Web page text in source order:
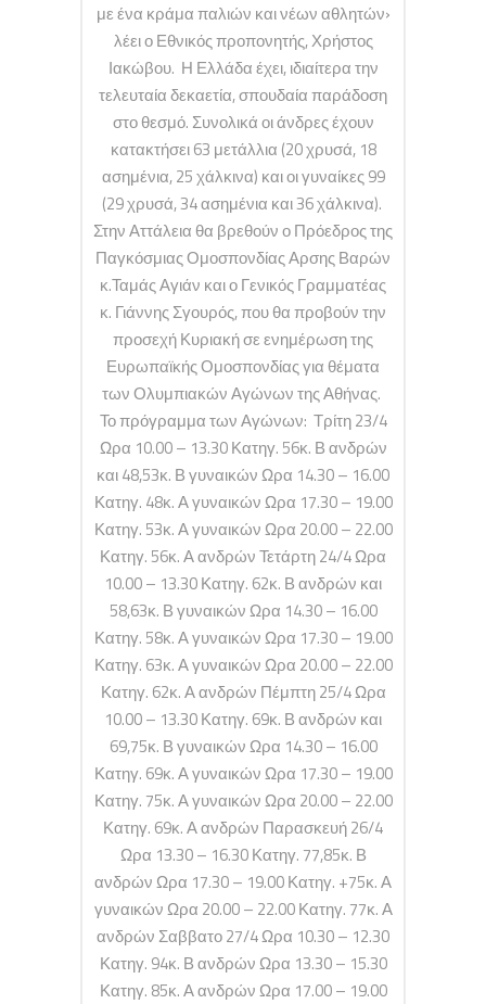
με ένα κράμα παλιών και νέων αθλητών›
λέει ο Εθνικός προπονητής, Χρήστος
Ιακώβου. Η Ελλάδα έχει, ιδιαίτερα την
τελευταία δεκαετία, σπουδαία παράδοση
στο θεσμό. Συνολικά οι άνδρες έχουν
κατακτήσει 63 μετάλλια (20 χρυσά, 18
ασημένια, 25 χάλκινα) και οι γυναίκες 99
(29 χρυσά, 34 ασημένια και 36 χάλκινα).
Στην Αττάλεια θα βρεθούν ο Πρόεδρος της
Παγκόσμιας Ομοσπονδίας Αρσης Βαρών
κ.Ταμάς Αγιάν και ο Γενικός Γραμματέας
κ. Γιάννης Σγουρός, που θα προβούν την
προσεχή Κυριακή σε ενημέρωση της
Ευρωπαϊκής Ομοσπονδίας για θέματα
των Ολυμπιακών Αγώνων της Αθήνας.
Το πρόγραμμα των Αγώνων: Τρίτη 23/4
Ωρα 10.00 – 13.30 Κατηγ. 56κ. Β ανδρών
και 48,53κ. Β γυναικών Ωρα 14.30 – 16.00
Κατηγ. 48κ. Α γυναικών Ωρα 17.30 – 19.00
Κατηγ. 53κ. Α γυναικών Ωρα 20.00 – 22.00
Κατηγ. 56κ. Α ανδρών Τετάρτη 24/4 Ωρα
10.00 – 13.30 Κατηγ. 62κ. Β ανδρών και
58,63κ. Β γυναικών Ωρα 14.30 – 16.00
Κατηγ. 58κ. Α γυναικών Ωρα 17.30 – 19.00
Κατηγ. 63κ. Α γυναικών Ωρα 20.00 – 22.00
Κατηγ. 62κ. Α ανδρών Πέμπτη 25/4 Ωρα
10.00 – 13.30 Κατηγ. 69κ. Β ανδρών και
69,75κ. Β γυναικών Ωρα 14.30 – 16.00
Κατηγ. 69κ. Α γυναικών Ωρα 17.30 – 19.00
Κατηγ. 75κ. Α γυναικών Ωρα 20.00 – 22.00
Κατηγ. 69κ. Α ανδρών Παρασκευή 26/4
Ωρα 13.30 – 16.30 Κατηγ. 77,85κ. Β
ανδρών Ωρα 17.30 – 19.00 Κατηγ. +75κ. Α
γυναικών Ωρα 20.00 – 22.00 Κατηγ. 77κ. Α
ανδρών Σαββατο 27/4 Ωρα 10.30 – 12.30
Κατηγ. 94κ. Β ανδρών Ωρα 13.30 – 15.30
Κατηγ. 85κ. Α ανδρών Ωρα 17.00 – 19.00